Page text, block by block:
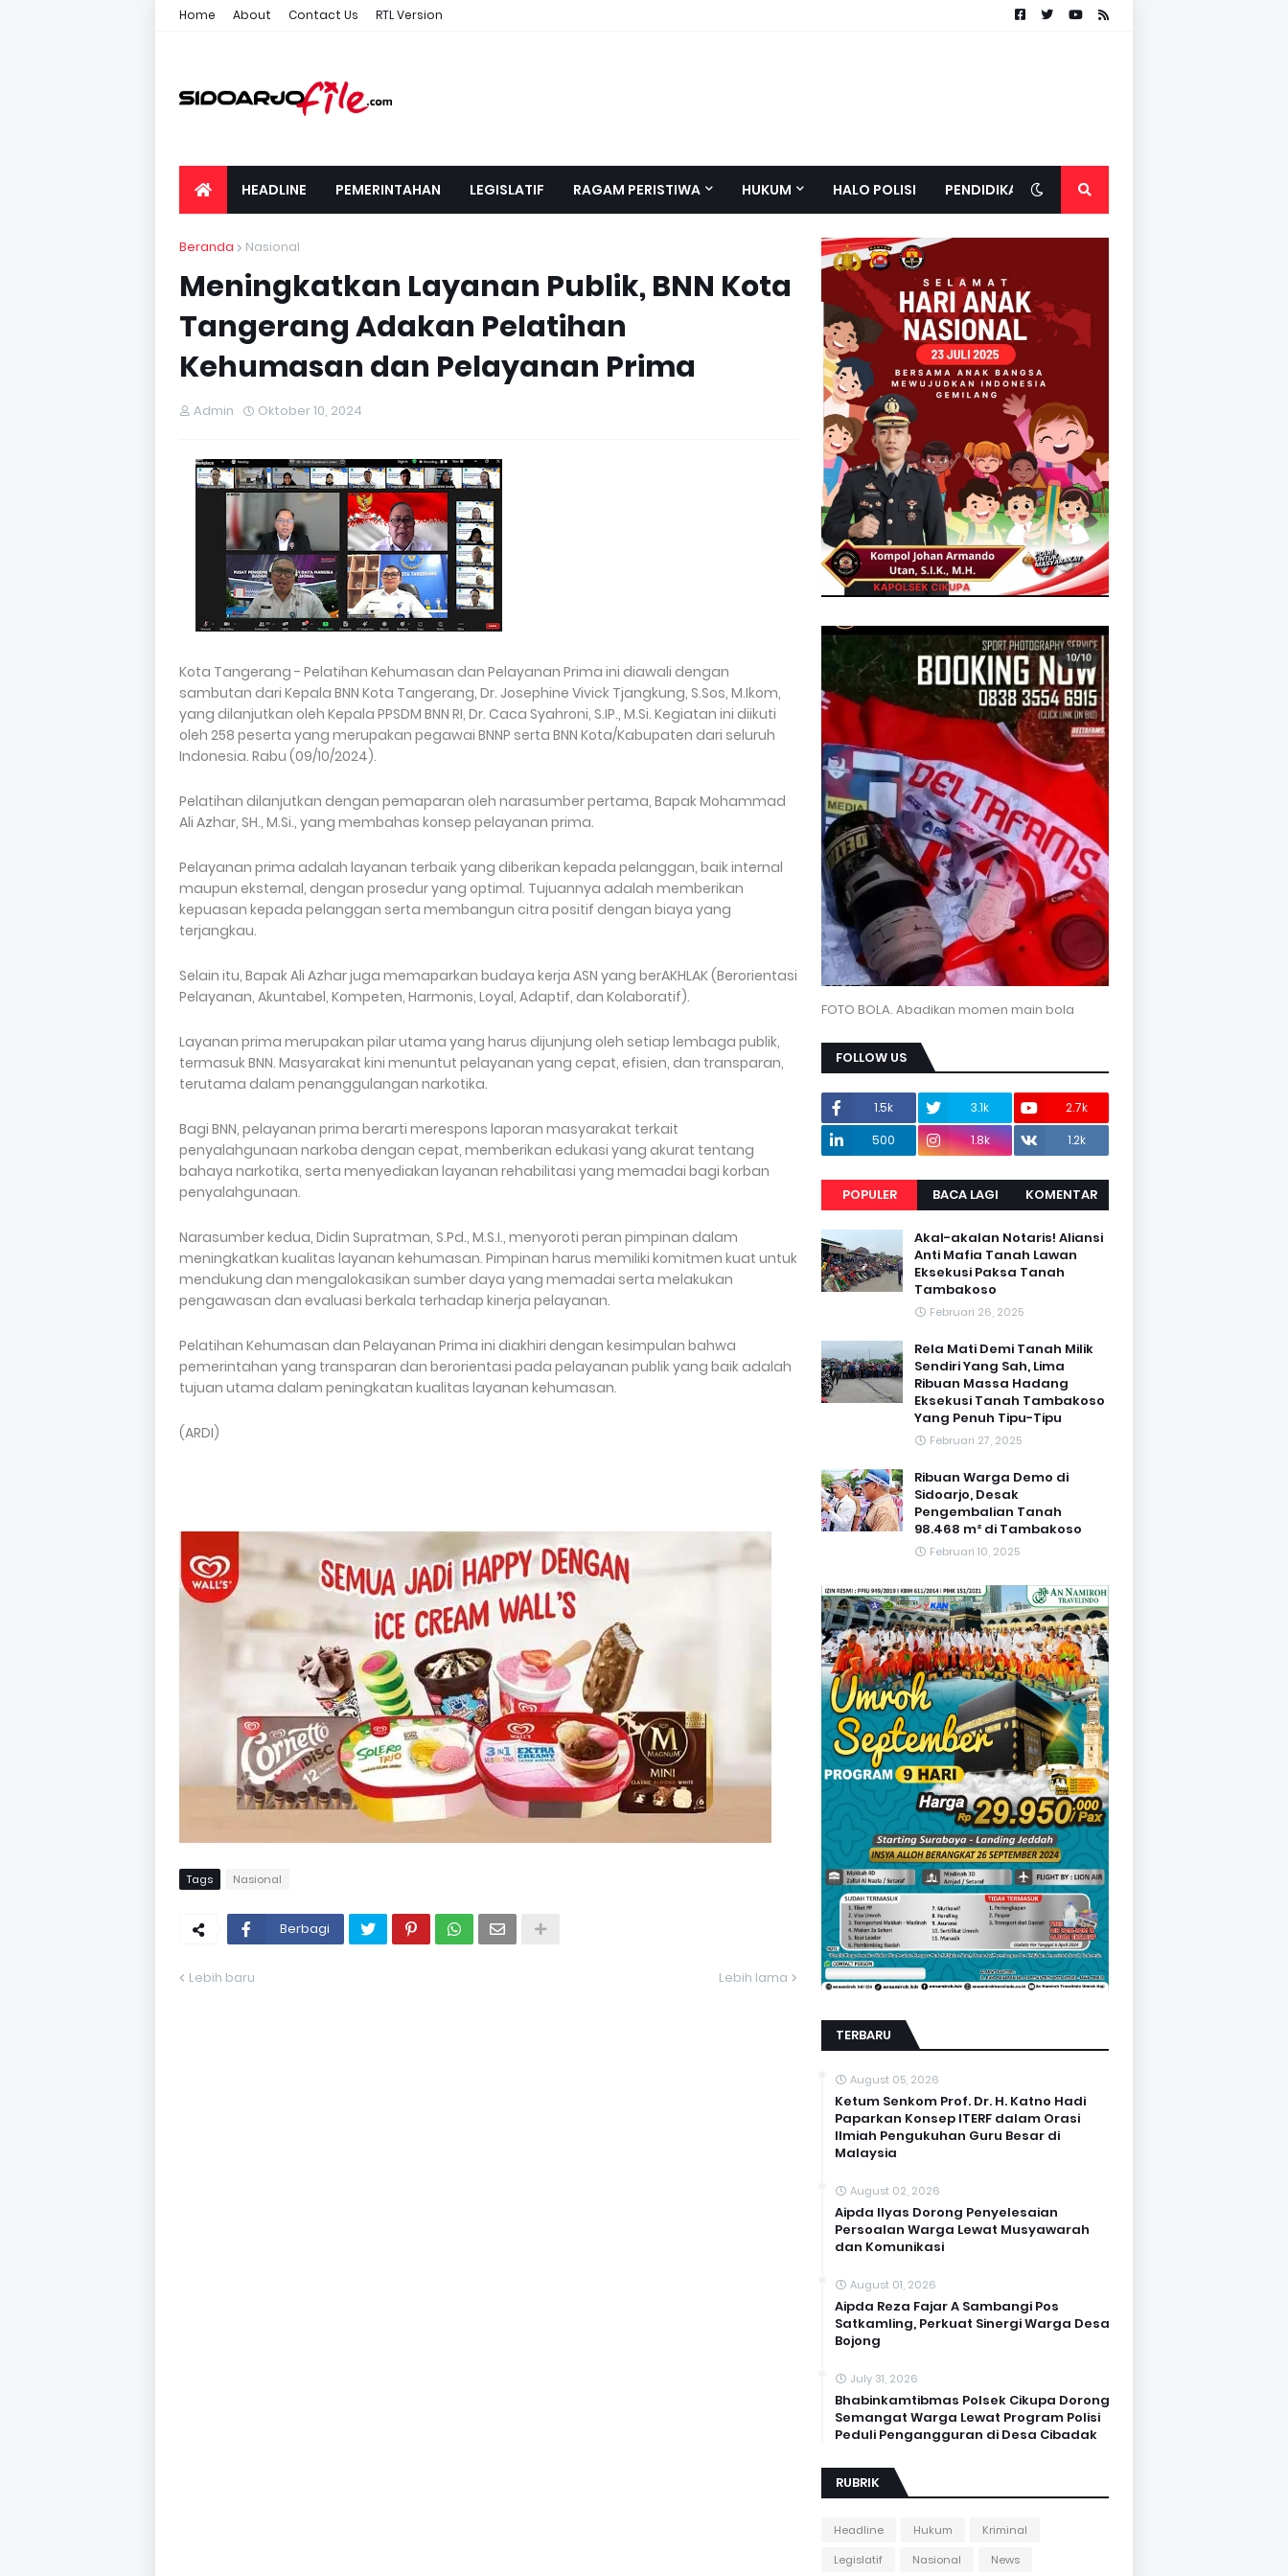
Home About Contact Us RTL Version
HEADLINE PEMERINTAHAN LEGISLATIF RAGAM PERISTIWA HUKUM HALO POLISI PENDIDIKAN
Beranda Nasional
Meningkatkan Layanan Publik, BNN Kota
Tangerang Adakan Pelatihan
Kehumasan dan Pelayanan Prima
Admin Oktober 10, 2024
Kota Tangerang - Pelatihan Kehumasan dan Pelayanan Prima ini diawali dengan
sambutan dari Kepala BNN Kota Tangerang, Dr. Josephine Vivick Tjangkung, S.Sos, M.Ikom,
yang dilanjutkan oleh Kepala PPSDM BNN RI, Dr. Caca Syahroni, S.IP., M.Si. Kegiatan ini diikuti
oleh 258 peserta yang merupakan pegawai BNNP serta BNN Kota/Kabupaten dari seluruh
Indonesia. Rabu (09/10/2024).
Pelatihan dilanjutkan dengan pemaparan oleh narasumber pertama, Bapak Mohammad
Ali Azhar, SH., M.Si., yang membahas konsep pelayanan prima.
Pelayanan prima adalah layanan terbaik yang diberikan kepada pelanggan, baik internal
maupun eksternal, dengan prosedur yang optimal. Tujuannya adalah memberikan
kepuasan kepada pelanggan serta membangun citra positif dengan biaya yang
terjangkau.
Selain itu, Bapak Ali Azhar juga memaparkan budaya kerja ASN yang berAKHLAK (Berorientasi
Pelayanan, Akuntabel, Kompeten, Harmonis, Loyal, Adaptif, dan Kolaboratif).
Layanan prima merupakan pilar utama yang harus dijunjung oleh setiap lembaga publik,
termasuk BNN. Masyarakat kini menuntut pelayanan yang cepat, efisien, dan transparan,
terutama dalam penanggulangan narkotika.
Bagi BNN, pelayanan prima berarti merespons laporan masyarakat terkait
penyalahgunaan narkoba dengan cepat, memberikan edukasi yang akurat tentang
bahaya narkotika, serta menyediakan layanan rehabilitasi yang memadai bagi korban
penyalahgunaan.
Narasumber kedua, Didin Supratman, S.Pd., M.S.I., menyoroti peran pimpinan dalam
meningkatkan kualitas layanan kehumasan. Pimpinan harus memiliki komitmen kuat untuk
mendukung dan mengalokasikan sumber daya yang memadai serta melakukan
pengawasan dan evaluasi berkala terhadap kinerja pelayanan.
Pelatihan Kehumasan dan Pelayanan Prima ini diakhiri dengan kesimpulan bahwa
pemerintahan yang transparan dan berorientasi pada pelayanan publik yang baik adalah
tujuan utama dalam peningkatan kualitas layanan kehumasan.
(ARDI)
Tags Nasional
Berbagi
Lebih baru Lebih lama
FOTO BOLA. Abadikan momen main bola
FOLLOW US
1.5k 3.1k
2.7k
500
1.8k 1.2k
POPULER BACA LAGI KOMENTAR
Akal-akalan Notaris! Aliansi
Anti Mafia Tanah Lawan
Eksekusi Paksa Tanah
Tambakoso
Februari 26, 2025
Rela Mati Demi Tanah Milik
Sendiri Yang Sah, Lima
Ribuan Massa Hadang
Eksekusi Tanah Tambakoso
Yang Penuh Tipu-Tipu
Februari 27, 2025
Ribuan Warga Demo di
Sidoarjo, Desak
Pengembalian Tanah
98.468 m² di Tambakoso
Februari 10, 2025
TERBARU
August 05, 2026
Ketum Senkom Prof. Dr. H. Katno Hadi
Paparkan Konsep ITERF dalam Orasi
Ilmiah Pengukuhan Guru Besar di
Malaysia
August 02, 2026
Aipda Ilyas Dorong Penyelesaian
Persoalan Warga Lewat Musyawarah
dan Komunikasi
August 01, 2026
Aipda Reza Fajar A Sambangi Pos
Satkamling, Perkuat Sinergi Warga Desa
Bojong
July 31, 2026
Bhabinkamtibmas Polsek Cikupa Dorong
Semangat Warga Lewat Program Polisi
Peduli Pengangguran di Desa Cibadak
RUBRIK
Headline Hukum
Kriminal
Legislatif
Nasional News